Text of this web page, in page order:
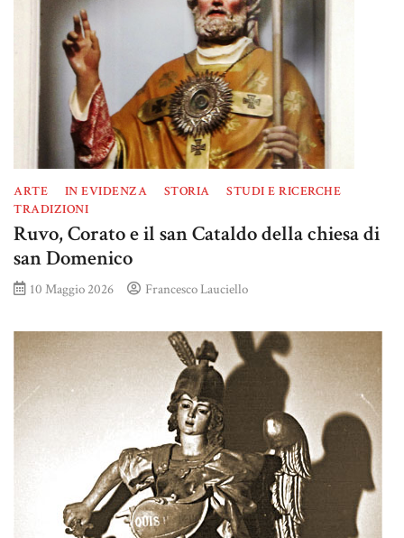
ARTE IN EVIDENZA STORIA
STUDI E RICERCHE
TRADIZIONI
Ruvo, Corato e il san Cataldo della chiesa di
san Domenico
10 Maggio 2026 Francesco Lauciello